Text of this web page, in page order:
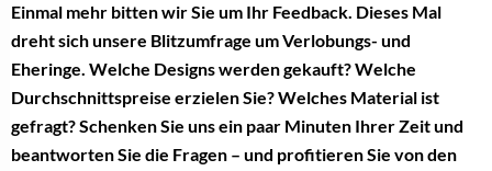
Einmal mehr bitten wir Sie um Ihr Feedback. Dieses Mal
dreht sich unsere Blitzumfrage um Verlobungs- und
Eheringe. Welche Designs werden gekauft? Welche
Durchschnittspreise erzielen Sie? Welches Material ist
gefragt? Schenken Sie uns ein paar Minuten Ihrer Zeit und
beantworten Sie die Fragen – und profitieren Sie von den